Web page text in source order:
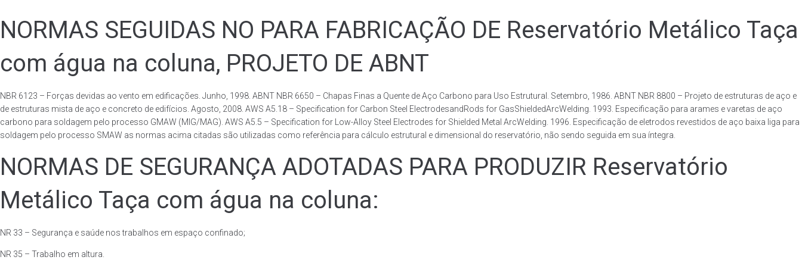
NORMAS SEGUIDAS NO PARA FABRICAÇÃO DE Reservatório Metálico Taça
com água na coluna, PROJETO DE ABNT
NBR 6123 – Forças devidas ao vento em edificações. Junho, 1998. ABNT NBR 6650 – Chapas Finas a Quente de Aço Carbono para Uso Estrutural. Setembro, 1986. ABNT NBR 8800 – Projeto de estruturas de aço e
de estruturas mista de aço e concreto de edifícios. Agosto, 2008. AWS A5.18 – Specification for Carbon Steel ElectrodesandRods for GasShieldedArcWelding. 1993. Especificação para arames e varetas de aço
carbono para soldagem pelo processo GMAW (MIG/MAG). AWS A5.5 – Specification for Low-Alloy Steel Electrodes for Shielded Metal ArcWelding. 1996. Especificação de eletrodos revestidos de aço baixa liga para
soldagem pelo processo SMAW as normas acima citadas são utilizadas como referência para cálculo estrutural e dimensional do reservatório, não sendo seguida em sua íntegra.
NORMAS DE SEGURANÇA ADOTADAS PARA PRODUZIR Reservatório
Metálico Taça com água na coluna:
NR 33 – Segurança e saúde nos trabalhos em espaço confinado;
NR 35 – Trabalho em altura.